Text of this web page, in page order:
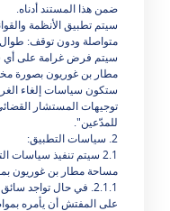
ضمن هذا المستند أدناه.
سيتم تطبيق الأنظمة
متواصلة ودون توقف: طوال
سيتم فرض غرامة على أي
مطار بن غوريون بصورة
توجيهات المستشار
للمدّعين".
2. سياسات التطبيق:
2.1 سيتم تنفيذ
مساحة مطار بن غوريون
2.1.1. في حال تواجد
على المفتش أن يأمره